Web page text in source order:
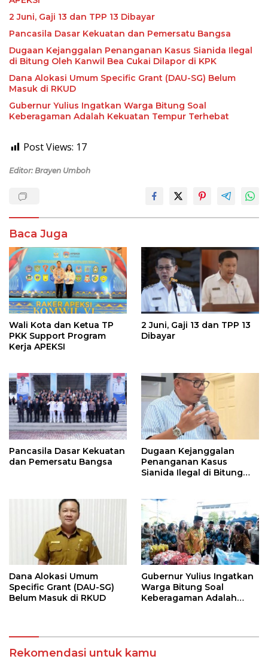
2 Juni, Gaji 13 dan TPP 13 Dibayar
Pancasila Dasar Kekuatan dan Pemersatu Bangsa
Dugaan Kejanggalan Penanganan Kasus Sianida Ilegal
di Bitung Oleh Kanwil Bea Cukai Dilapor di KPK
Dana Alokasi Umum Specific Grant (DAU-SG) Belum
Masuk di RKUD
Gubernur Yulius Ingatkan Warga Bitung Soal
Keberagaman Adalah Kekuatan Tempur Terhebat
Post Views: 17
Editor: Brayen Umboh
Baca Juga
Wali Kota dan Ketua TP
PKK Support Program
Kerja APEKSI
2 Juni, Gaji 13 dan TPP 13
Dibayar
Pancasila Dasar Kekuatan
dan Pemersatu Bangsa
Dugaan Kejanggalan
Penanganan Kasus
Sianida Ilegal di Bitung
Dana Alokasi Umum
Specific Grant (DAU-SG)
Belum Masuk di RKUD
Gubernur Yulius Ingatkan
Warga Bitung Soal
Keberagaman Adalah
Rekomendasi untuk kamu